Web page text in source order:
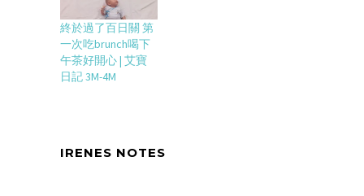
終於過了百日關 第
一次吃brunch喝下
午茶好開心 | 艾寶
日記 3M-4M
IRENES NOTES